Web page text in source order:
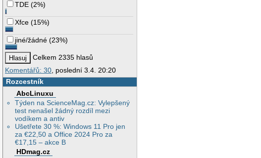
TDE (2%)
Xfce (15%)
jiné/žádné (23%)
Celkem 2335 hlasů
Komentářů: 30 , poslední 3.4. 20:20
Rozcestník
AbcLinuxu
Týden na ScienceMag.cz: Vylepšený
test nenašel žádný rozdíl mezi
vodíkem a antiv
Ušetřete 30 %: Windows 11 Pro jen
za €22,50 a Office 2024 Pro za
€17,15 – akce B
HDmag.cz